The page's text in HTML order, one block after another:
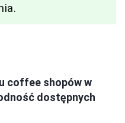
coffee shopów w
dostępnych